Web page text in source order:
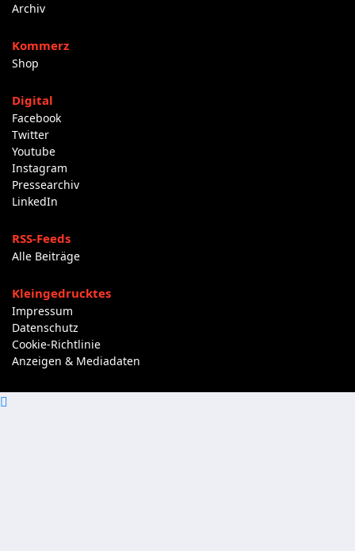
Archiv
Kommerz
Shop
Digital
Facebook
Twitter
Youtube
Instagram
Pressearchiv
LinkedIn
RSS-Feeds
Alle Beiträge
Kleingedrucktes
Impressum
Datenschutz
Cookie-Richtlinie
Anzeigen & Mediadaten